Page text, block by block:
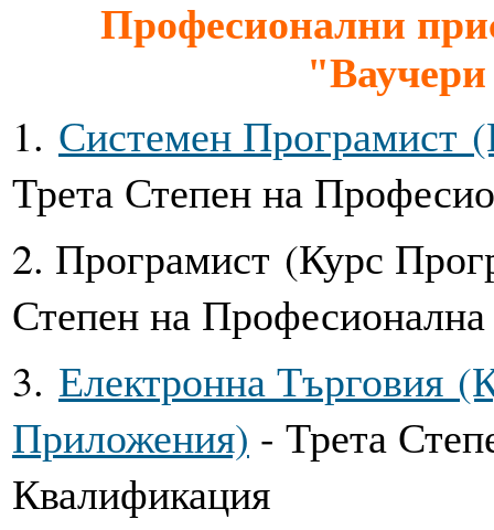
Професионални
"Ваучери
1. Системен Програмист
Трета Степен на
2. Програмист (Курс
Степен на
3. Електронна Търговия
Приложения) - Трета
Квалификация